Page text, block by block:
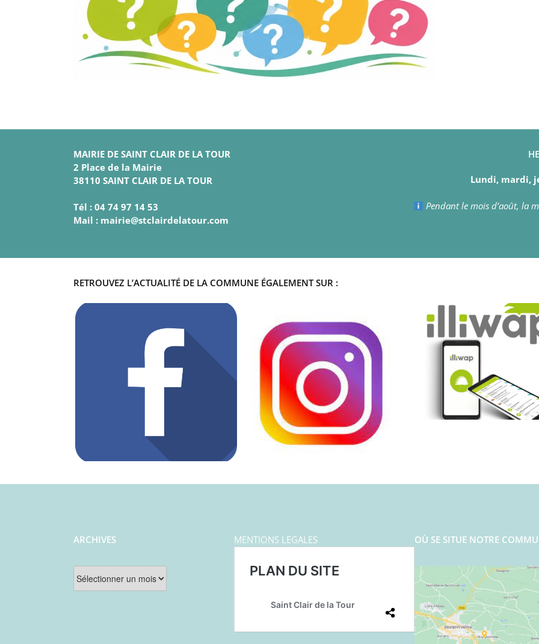
MAIRIE DE SAINT CLAIR DE LA TOUR
2 Place de la Mairie
38110 SAINT CLAIR DE LA TOUR
Tél : 04 74 97 14 53
Mail : mairie@stclairdelatour.com
Lundi, mardi,
Pendant le mois d’août, la
RETROUVEZ L’ACTUALITÉ DE LA COMMUNE ÉGALEMENT SUR :
ARCHIVES
Archives
MENTIONS LEGALES OÙ SE SITUE NOTRE